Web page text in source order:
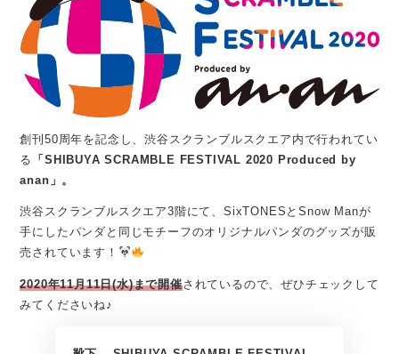
創刊50周年を記念し、渋谷スクランブルスクエア内で行われてい
る 「SHIBUYA SCRAMBLE FESTIVAL 2020 Produced by
anan」。
渋谷スクランブルスクエア3階にて、SixTONESとSnow Manが
手にしたパンダと同じモチーフのオリジナルパンダのグッズが販
売されています！
2020年11月11日(水)まで開催されているので、ぜひチェックして
みてくださいね♪